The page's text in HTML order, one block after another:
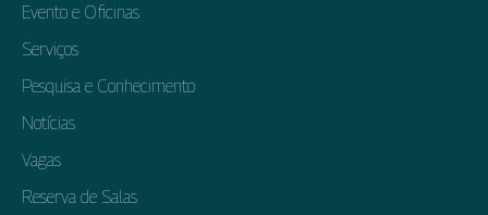
Evento e Oficinas
Serviços
Pesquisa e Conhecimento
Notícias
Vagas
Reserva de Salas